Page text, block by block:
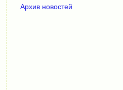
Архив новостей